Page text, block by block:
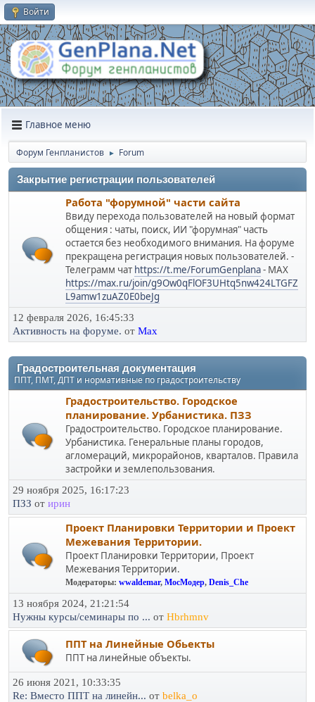
Войти
Главное меню
Форум Генпланистов ► Forum
Закрытие регистрации пользователей
Работа "форумной" части сайта
Ввиду перехода пользователей на новый формат
общения : чаты, поиск, ИИ "форумная" часть
остается без необходимого внимания. На форуме
прекращена регистрация новых пользователей. -
Телеграмм чат https://t.me/ForumGenplana- МАХ
https://max.ru/join/g9Ow0qFlOF3UHtq5nw424LTGFZ
L9amw1zuAZ0E0beJg
12 февраля 2026, 16:45:33
Активность на форуме. от Max
Градостроительная документация
ППТ, ПМТ, ДПТ и нормативные по градостроительству
Градостроительство. Городское
планирование. Урбанистика. ПЗЗ
Градостроительство. Городское планирование.
Урбанистика. Генеральные планы городов,
агломераций, микрорайонов, кварталов. Правила
застройки и землепользования.
29 ноября 2025, 16:17:23
ПЗЗ от ирин
Проект Планировки Территории и Проект
Межевания Территории.
Проект Планировки Территории, Проект
Межевания Территории.
Модераторы: wwaldemar, МосМодер, Denis_Che
13 ноября 2024, 21:21:54
Нужны курсы/семинары по ... от Hbrhmnv
ППТ на Линейные Обьекты
ППТ на линейные объекты.
26 июня 2021, 10:33:35
Re: Вместо ППТ на линейн... от belka_o